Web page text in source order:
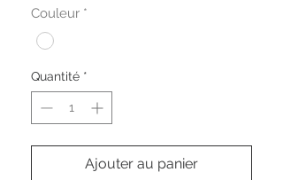
Couleur *
Quantité *
Ajouter au panier